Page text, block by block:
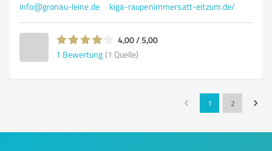
info@gronau-leine.de kiga-raupenimmersatt-eitzum.de/
4,00 / 5,00
1 Bewertung (1 Quelle)
1 2